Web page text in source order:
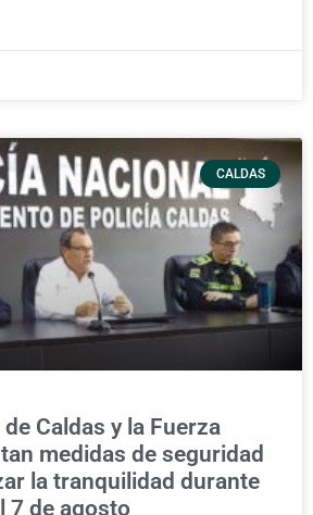
CALDAS
Caldas y la Fuerza
medidas de seguridad
la tranquilidad durante
7 de agosto